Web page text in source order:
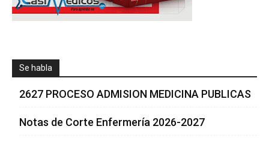
Se habla
2627 PROCESO ADMISION MEDICINA PUBLICAS
Notas de Corte Enfermería 2026-2027